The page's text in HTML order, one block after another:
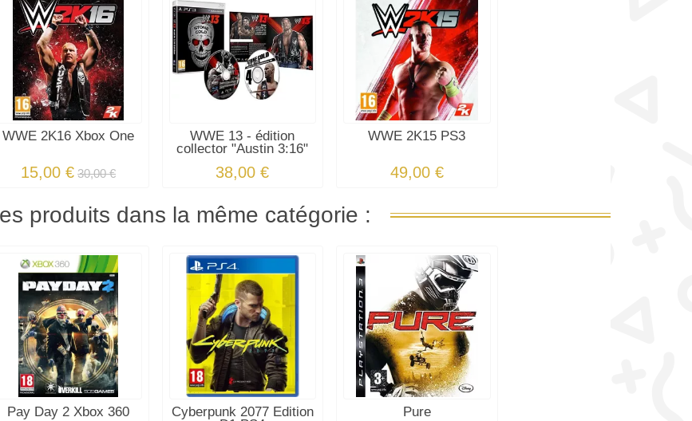
WWE 2K16 Xbox One
15,00 € 30,00 €
WWE 13 - édition
collector "Austin 3:16"
38,00 €
WWE 2K15 PS3
49,00 €
produits dans la même catégorie :
Pay Day 2 Xbox 360
Cyberpunk 2077 Edition
Pure